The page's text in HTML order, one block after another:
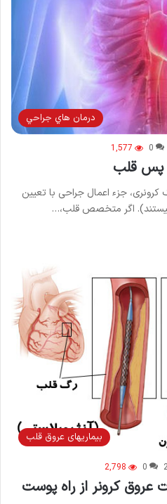
درمان هاي جراحي
0
1,577
پس قلب
جزء اعمال جراحی با تعیین
اگر متخصص قلب،…
بیماریهای عروق قلب
0
2,798
کرونر از راه پوست